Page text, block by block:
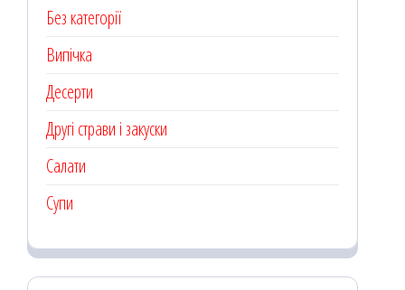
Без категорії
Випічка
Десерти
Другі страви і закуски
Салати
Супи